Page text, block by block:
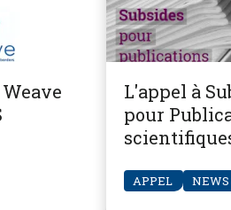
L'appel à
pour
APPEL NEWS